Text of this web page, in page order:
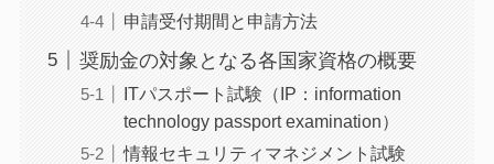
申請受付期間と申請方法
奨励金の対象となる各国家資格の概要
ITパスポート試験（IP：information
technology passport examination）
情報セキュリティマネジメント試験